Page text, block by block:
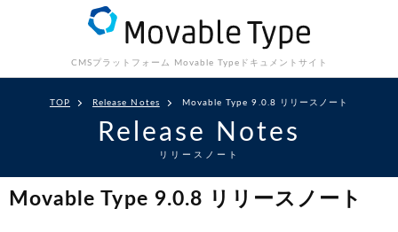
CMSプラットフォーム Movable Type ドキュメントサイト
TOP Release Notes Movable Type 9.0.8 リリースノート
Release Notes
リリースノート
Movable Type 9.0.8 リリースノート